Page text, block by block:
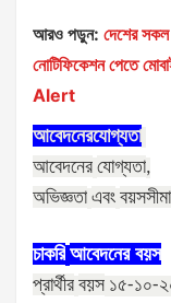
আরও পড়ুন: দেশের সকল
নোটিফিকেশন পেতে
Alert
আবেদনেরযোগ্যতা
আবেদনের যোগ্যতা,
অভিজ্ঞতা এবং
চাকরি আবেদনের বয়স
প্রার্থীর বয়স ১৫-১০-